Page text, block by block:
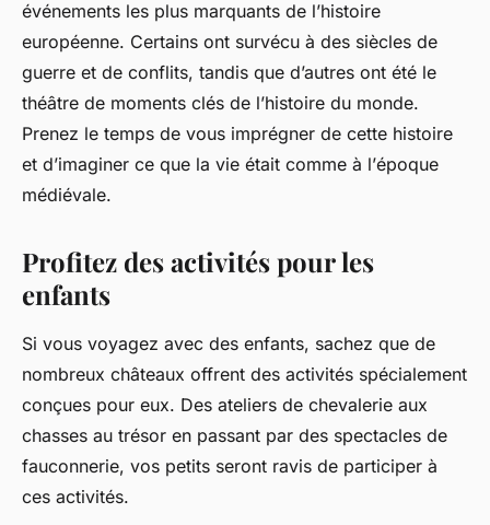
événements les plus marquants de l’histoire
européenne. Certains ont survécu à des siècles de
guerre et de conflits, tandis que d’autres ont été le
théâtre de moments clés de l’histoire du monde.
Prenez le temps de vous imprégner de cette histoire
et d’imaginer ce que la vie était comme à l’époque
médiévale.
Profitez des activités pour les
enfants
Si vous voyagez avec des enfants, sachez que de
nombreux châteaux offrent des activités spécialement
conçues pour eux. Des ateliers de chevalerie aux
chasses au trésor en passant par des spectacles de
fauconnerie, vos petits seront ravis de participer à
ces activités.